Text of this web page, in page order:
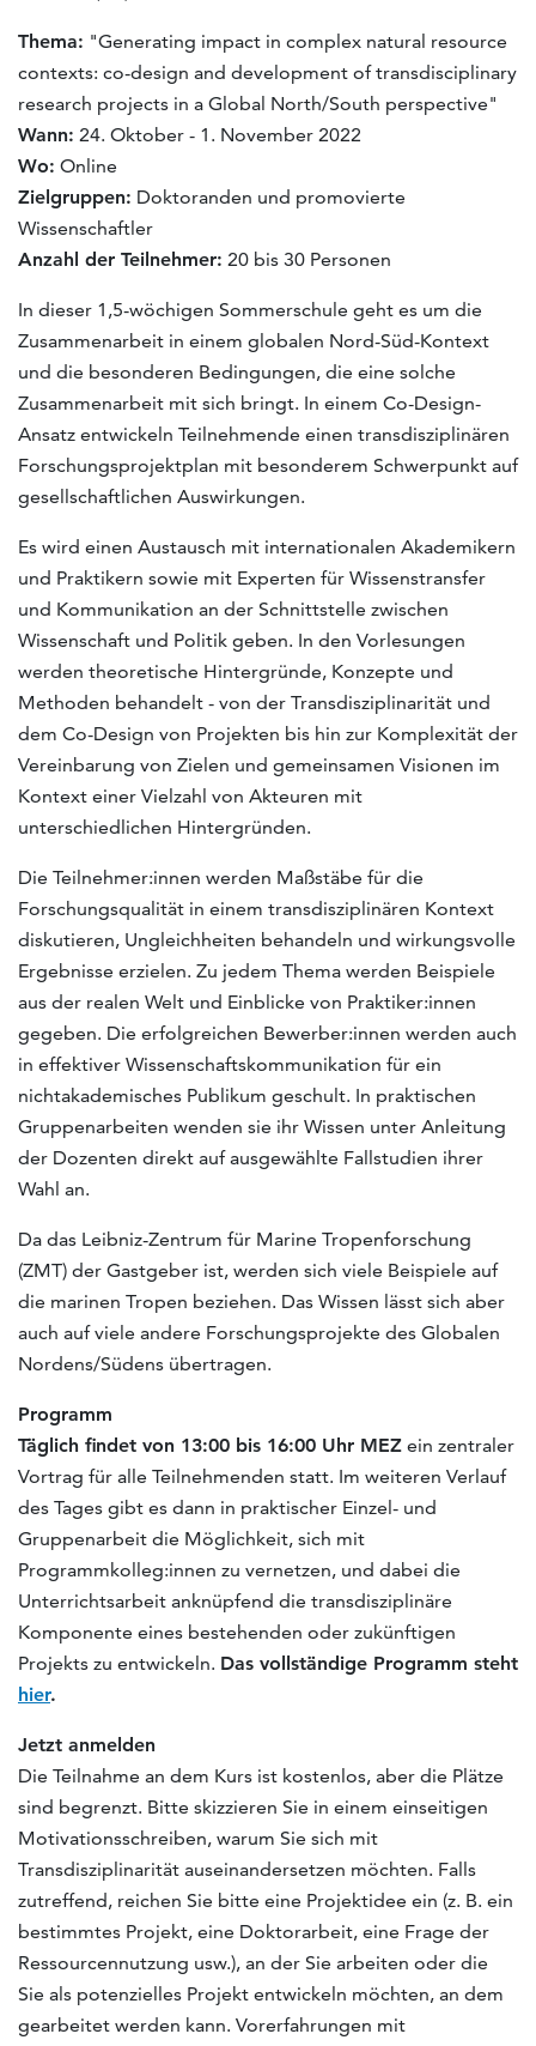
Thema: "Generating impact in complex natural resource
contexts: co-design and development of transdisciplinary
research projects in a Global North/South perspective"
Wann: 24. Oktober - 1. November 2022
Wo: Online
Zielgruppen: Doktoranden und promovierte
Wissenschaftler
Anzahl der Teilnehmer: 20 bis 30 Personen
In dieser 1,5-wöchigen Sommerschule geht es um die
Zusammenarbeit in einem globalen Nord-Süd-Kontext
und die besonderen Bedingungen, die eine solche
Zusammenarbeit mit sich bringt. In einem Co-Design-
Ansatz entwickeln Teilnehmende einen transdisziplinären
Forschungsprojektplan mit besonderem Schwerpunkt auf
gesellschaftlichen Auswirkungen.
Es wird einen Austausch mit internationalen Akademikern
und Praktikern sowie mit Experten für Wissenstransfer
und Kommunikation an der Schnittstelle zwischen
Wissenschaft und Politik geben. In den Vorlesungen
werden theoretische Hintergründe, Konzepte und
Methoden behandelt - von der Transdisziplinarität und
dem Co-Design von Projekten bis hin zur Komplexität der
Vereinbarung von Zielen und gemeinsamen Visionen im
Kontext einer Vielzahl von Akteuren mit
unterschiedlichen Hintergründen.
Die Teilnehmer:innen werden Maßstäbe für die
Forschungsqualität in einem transdisziplinären Kontext
diskutieren, Ungleichheiten behandeln und wirkungsvolle
Ergebnisse erzielen. Zu jedem Thema werden Beispiele
aus der realen Welt und Einblicke von Praktiker:innen
gegeben. Die erfolgreichen Bewerber:innen werden auch
in effektiver Wissenschaftskommunikation für ein
nichtakademisches Publikum geschult. In praktischen
Gruppenarbeiten wenden sie ihr Wissen unter Anleitung
der Dozenten direkt auf ausgewählte Fallstudien ihrer
Wahl an.
Da das Leibniz-Zentrum für Marine Tropenforschung
(ZMT) der Gastgeber ist, werden sich viele Beispiele auf
die marinen Tropen beziehen. Das Wissen lässt sich aber
auch auf viele andere Forschungsprojekte des Globalen
Nordens/Südens übertragen.
Programm
Täglich findet von 13:00 bis 16:00 Uhr MEZ ein zentraler
Vortrag für alle Teilnehmenden statt. Im weiteren Verlauf
des Tages gibt es dann in praktischer Einzel- und
Gruppenarbeit die Möglichkeit, sich mit
Programmkolleg:innen zu vernetzen, und dabei die
Unterrichtsarbeit anknüpfend die transdisziplinäre
Komponente eines bestehenden oder zukünftigen
Projekts zu entwickeln. Das vollständige Programm steht
hier.
Jetzt anmelden
Die Teilnahme an dem Kurs ist kostenlos, aber die Plätze
sind begrenzt. Bitte skizzieren Sie in einem einseitigen
Motivationsschreiben, warum Sie sich mit
Transdisziplinarität auseinandersetzen möchten. Falls
zutreffend, reichen Sie bitte eine Projektidee ein (z. B. ein
bestimmtes Projekt, eine Doktorarbeit, eine Frage der
Ressourcennutzung usw.), an der Sie arbeiten oder die
Sie als potenzielles Projekt entwickeln möchten, an dem
gearbeitet werden kann. Vorerfahrungen mit